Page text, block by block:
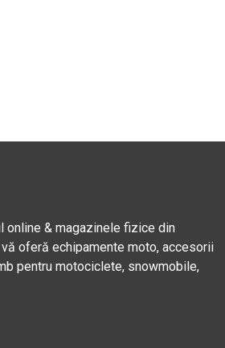
online & magazinele fizice din
oferă echipamente moto, accesorii
pentru motociclete, snowmobile,